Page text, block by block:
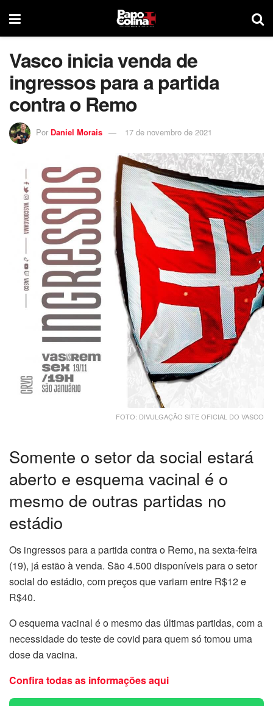
Vasco inicia venda de
ingressos para a partida
contra o Remo
Por Daniel Morais 17 de novembro de 2021
FOTO: DIVULGAÇÃO SITE OFICIAL DO VASCO
Somente o setor da social estará
aberto e esquema vacinal é o
mesmo de outras partidas no
estádio
Os ingressos para a partida contra o Remo, na sexta-feira
(19), já estão à venda. São 4.500 disponíveis para o setor
social do estádio, com preços que variam entre R$12 e
R$40.
O esquema vacinal é o mesmo das últimas partidas, com a
necessidade do teste de covid para quem só tomou uma
dose da vacina.
Confira todas as informações aqui